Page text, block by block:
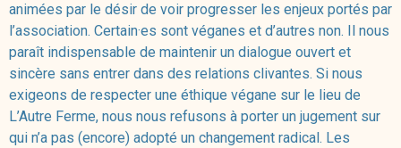
animées par le désir de voir progresser les enjeux portés par
l’association. Certain·es sont véganes et d’autres non. Il nous
paraît indispensable de maintenir un dialogue ouvert et
sincère sans entrer dans des relations clivantes. Si nous
exigeons de respecter une éthique végane sur le lieu de
L’Autre Ferme, nous nous refusons à porter un jugement sur
qui n’a pas (encore) adopté un changement radical. Les